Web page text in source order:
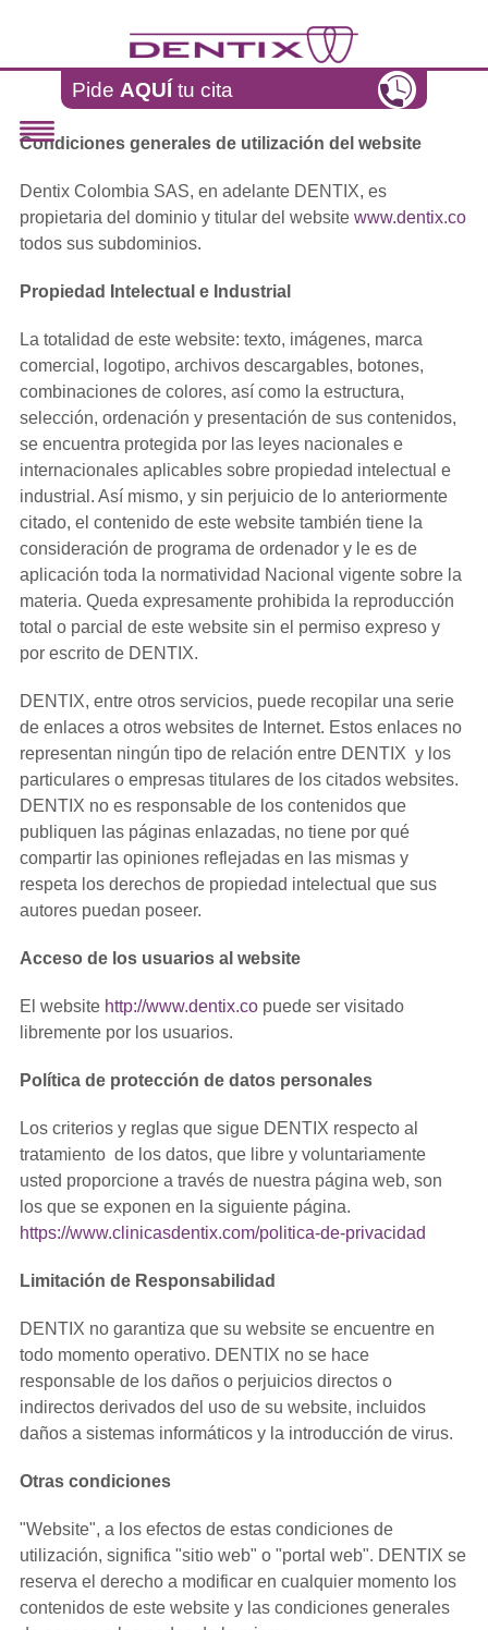
Pide AQUÍ tu cita
Condiciones generales de utilización del website
Dentix Colombia SAS, en adelante DENTIX, es
propietaria del dominio y titular del website www.dentix.co
todos sus subdominios.
Propiedad Intelectual e Industrial
La totalidad de este website: texto, imágenes, marca
comercial, logotipo, archivos descargables, botones,
combinaciones de colores, así como la estructura,
selección, ordenación y presentación de sus contenidos,
se encuentra protegida por las leyes nacionales e
internacionales aplicables sobre propiedad intelectual e
industrial. Así mismo, y sin perjuicio de lo anteriormente
citado, el contenido de este website también tiene la
consideración de programa de ordenador y le es de
aplicación toda la normatividad Nacional vigente sobre la
materia. Queda expresamente prohibida la reproducción
total o parcial de este website sin el permiso expreso y
por escrito de DENTIX.
DENTIX, entre otros servicios, puede recopilar una serie
de enlaces a otros websites de Internet. Estos enlaces no
representan ningún tipo de relación entre DENTIX y los
particulares o empresas titulares de los citados websites.
DENTIX no es responsable de los contenidos que
publiquen las páginas enlazadas, no tiene por qué
compartir las opiniones reflejadas en las mismas y
respeta los derechos de propiedad intelectual que sus
autores puedan poseer.
Acceso de los usuarios al website
El website http://www.dentix.copuede ser visitado
libremente por los usuarios.
Política de protección de datos personales
Los criterios y reglas que sigue DENTIX respecto al
tratamiento de los datos, que libre y voluntariamente
usted proporcione a través de nuestra página web, son
los que se exponen en la siguiente página.
https://www.clinicasdentix.com/politica-de-privacidad
Limitación de Responsabilidad
DENTIX no garantiza que su website se encuentre en
todo momento operativo. DENTIX no se hace
responsable de los daños o perjuicios directos o
indirectos derivados del uso de su website, incluidos
daños a sistemas informáticos y la introducción de virus.
Otras condiciones
"Website", a los efectos de estas condiciones de
utilización, significa "sitio web" o "portal web". DENTIX se
reserva el derecho a modificar en cualquier momento los
contenidos de este website y las condiciones generales